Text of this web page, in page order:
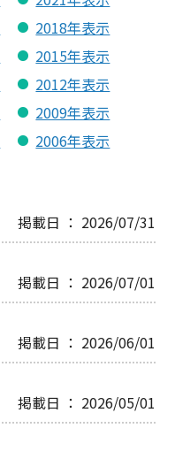
2018年表示
2015年表示
2012年表示
2009年表示
2006年表示
掲載日 ： 2026/07/31
掲載日 ： 2026/07/01
掲載日 ： 2026/06/01
掲載日 ： 2026/05/01